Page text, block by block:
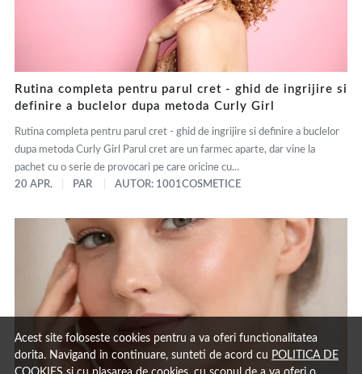
Acest site foloseste cookies pentru a va oferi functionalitatea
dorita. Navigand in continuare, sunteti de acord cu POLITICA DE
Rutina completa pentru parul cret - ghid de ingrijire si
definire a buclelor dupa metoda Curly Girl
Rutina completa pentru parul cret - ghid de ingrijire si definire a buclelor
dupa metoda Curly Girl Parul cret are un farmec aparte, dar vine la
pachet cu o serie de provocari pe care oricine cu...
20 APR.
PAR AUTOR: 1001COSMETICE